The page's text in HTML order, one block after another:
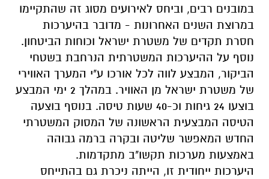
במובנים רבים, וביחס לאירועים מסוג זה שהתקיימו
במרוצת השנים האחרונות - מדובר בהיערכות
חסרת תקדים של משטרת ישראל וכוחות הביטחון.
נוסף על ההיערכות המשטרתית הנרחבת בשטחי
הביקור, המבצע לווה לכל אורכו ע"י המערך האווירי
של משטרת ישראל מן האוויר. במהלך 2 ימי המבצע
בוצעו 24 גיחות וכ-40 שעות טיסה. בנוסף בוצעה
הטיסה המבצעית הראשונה של המסוק המשטרתי
החדש המאפשר שליטה ובקרה ברמה גבוהה
באמצעות מערכות תקשו"ב מתקדמות.
היערכות ייחודית זו, הייתה ניכרת גם בהתייחס